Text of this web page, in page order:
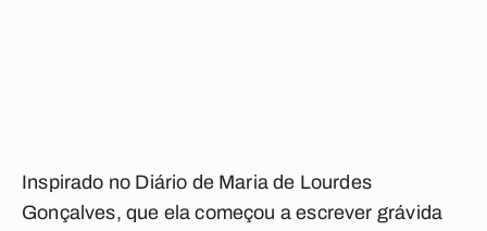
Inspirado no Diário de Maria de Lourdes
Gonçalves, que ela começou a escrever grávida